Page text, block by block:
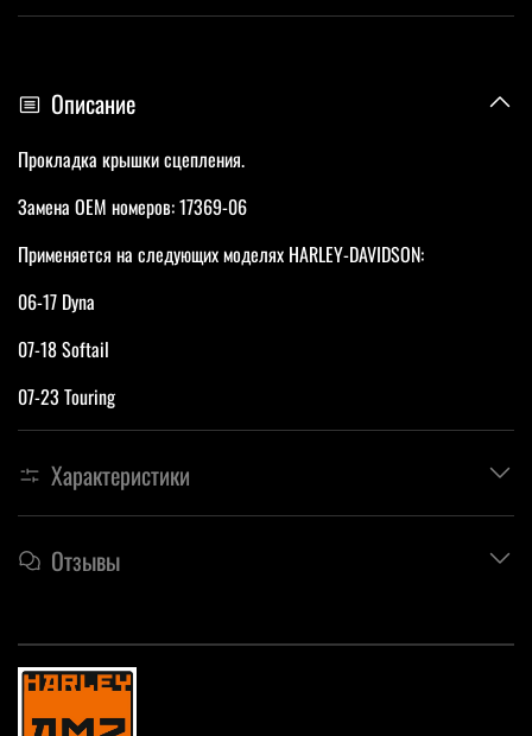
Описание
Прокладка крышки сцепления.
Замена OEM номеров: 17369-06
Применяется на следующих моделях HARLEY-DAVIDSON:
06-17 Dyna
07-18 Softail
07-23 Touring
Характеристики
Отзывы